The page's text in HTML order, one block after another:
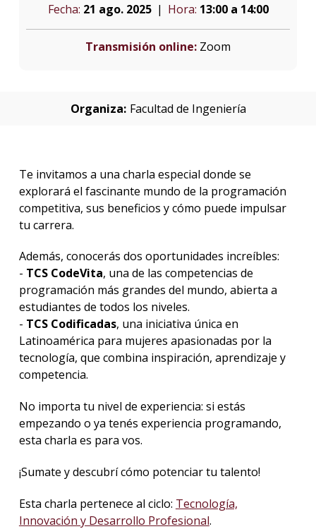
Fecha: 21 ago. 2025 Hora: 13:00 a 14:00
Transmisión online: Zoom
Organiza: Facultad de Ingeniería
Te invitamos a una charla especial donde se
explorará el fascinante mundo de la programación
competitiva, sus beneficios y cómo puede impulsar
tu carrera.
Además, conocerás dos oportunidades increíbles:
- TCS CodeVita, una de las competencias de
programación más grandes del mundo, abierta a
estudiantes de todos los niveles.
- TCS Codificadas, una iniciativa única en
Latinoamérica para mujeres apasionadas por la
tecnología, que combina inspiración, aprendizaje y
competencia.
No importa tu nivel de experiencia: si estás
empezando o ya tenés experiencia programando,
esta charla es para vos.
¡Sumate y descubrí cómo potenciar tu talento!
Esta charla pertenece al ciclo: Tecnología,
Innovación y Desarrollo Profesional.